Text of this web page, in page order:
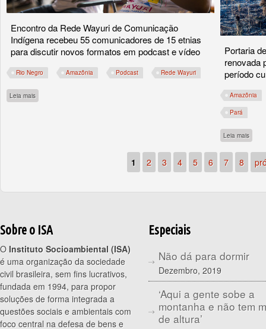
Encontro da Rede Wayuri de Comunicação
Indígena recebeu 55 comunicadores de 15 etnias
para discutir novos formatos em podcast e vídeo
Rio Negro Amazônia Podcast Rede Wayuri
Leia mais
Portaria
renovada
período
Amazônia
Pará
Leia mais
1 2 3 4 5 6 7 8
Sobre o ISA
O Instituto Socioambiental (ISA)
é uma organização da sociedade
civil brasileira, sem fins lucrativos,
fundada em 1994, para propor
soluções de forma integrada a
questões sociais e ambientais com
foco central na defesa de bens e
Especiais
Não dá para dormir
Dezembro, 2019
‘Aqui a gente sobe a
montanha e não tem
de altura’